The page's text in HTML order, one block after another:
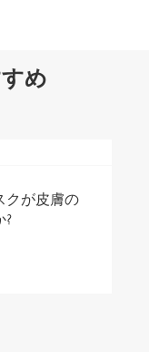
め